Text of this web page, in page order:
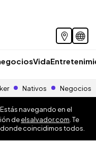
Vida
Nativos Negocios
navegando en el
deelsalvador.com . Te
coincidimos todos.